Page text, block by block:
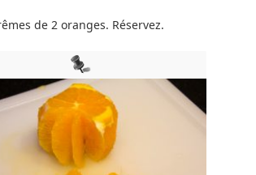
de 2 oranges. Réservez.